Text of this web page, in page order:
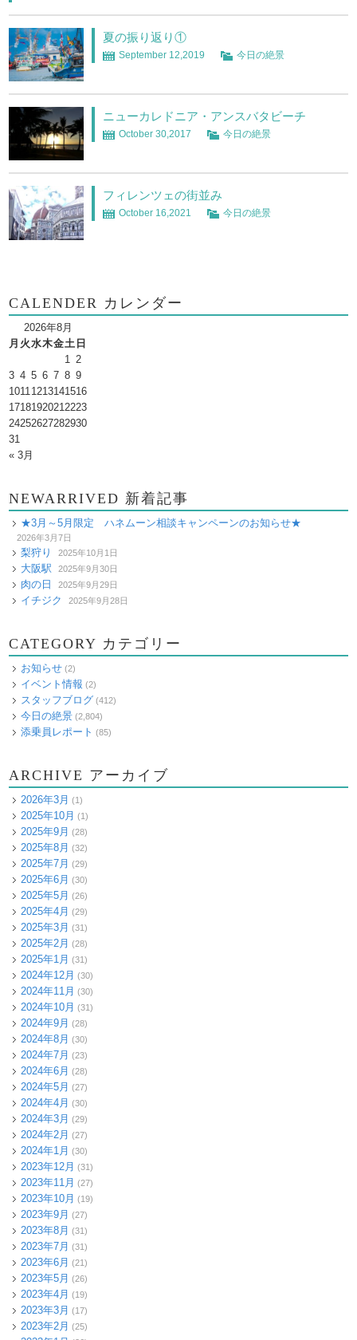
夏の振り返り①
September 12,2019 今日の絶景
ニューカレドニア・アンスバタビーチ
October 30,2017 今日の絶景
フィレンツェの街並み
October 16,2021 今日の絶景
CALENDER カレンダー
2026年8月
月 火水木金土 日
1
2
3 4 5 6 7 8 9
1011 1213141516
1718192021 2223
24252627282930
31
« 3月
NEWARRIVED 新着記事
★3月～5月限定 ハネムーン相談キャンペーンのお知らせ★
2026年3月7日
梨狩り 2025年10月1日
大阪駅 2025年9月30日
肉の日 2025年9月29日
イチジク 2025年9月28日
CATEGORY カテゴリー
お知らせ (2)
イベント情報 (2)
スタッフブログ (412)
今日の絶景 (2,804)
添乗員レポート (85)
ARCHIVE アーカイブ
2026年3月 (1)
2025年10月 (1)
2025年9月 (28)
2025年8月 (32)
2025年7月 (29)
2025年6月 (30)
2025年5月 (26)
2025年4月 (29)
2025年3月 (31)
2025年2月 (28)
2025年1月 (31)
2024年12月 (30)
2024年11月 (30)
2024年10月 (31)
2024年9月 (28)
2024年8月 (30)
2024年7月 (23)
2024年6月 (28)
2024年5月 (27)
2024年4月 (30)
2024年3月 (29)
2024年2月 (27)
2024年1月 (30)
2023年12月 (31)
2023年11月 (27)
2023年10月 (19)
2023年9月 (27)
2023年8月 (31)
2023年7月 (31)
2023年6月 (21)
2023年5月 (26)
2023年4月 (19)
2023年3月 (17)
2023年2月 (25)